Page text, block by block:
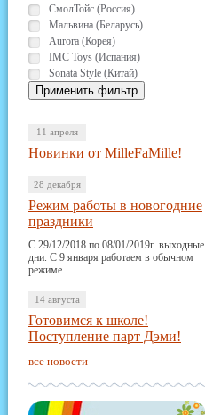
СмолТойс (Россия)
Мальвина (Беларусь)
Aurora (Корея)
IMC Toys (Испания)
Sonata Style (Китай)
11 апреля
Новинки от MilleFaMille!
28 декабря
Режим работы в новогодние
праздники
С 29/12/2018 по 08/01/2019г. выходные
дни. С 9 января работаем в обычном
режиме.
14 августа
Готовимся к школе!
Поступление парт Дэми!
все новости